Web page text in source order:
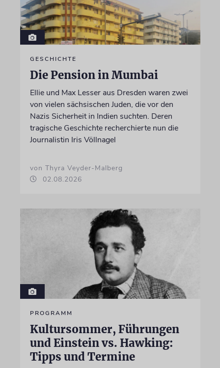
GESCHICHTE
Die Pension in Mumbai
Ellie und Max Lesser aus Dresden waren zwei
von vielen sächsischen Juden, die vor den
Nazis Sicherheit in Indien suchten. Deren
tragische Geschichte recherchierte nun die
Journalistin Iris Völlnagel
von Thyra Veyder-Malberg
02.08.2026
PROGRAMM
Kultursommer, Führungen
und Einstein vs. Hawking:
Tipps und Termine